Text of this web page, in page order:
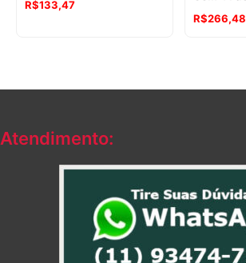
R$133,47
R$266,48
Atendimento: